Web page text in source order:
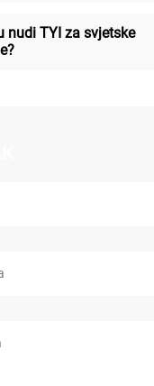
nudi TYI za svjetske